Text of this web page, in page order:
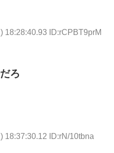
18:28:40.93 ID:rCPBT9prM
ろ
18:37:30.12 ID:rN/10tbna